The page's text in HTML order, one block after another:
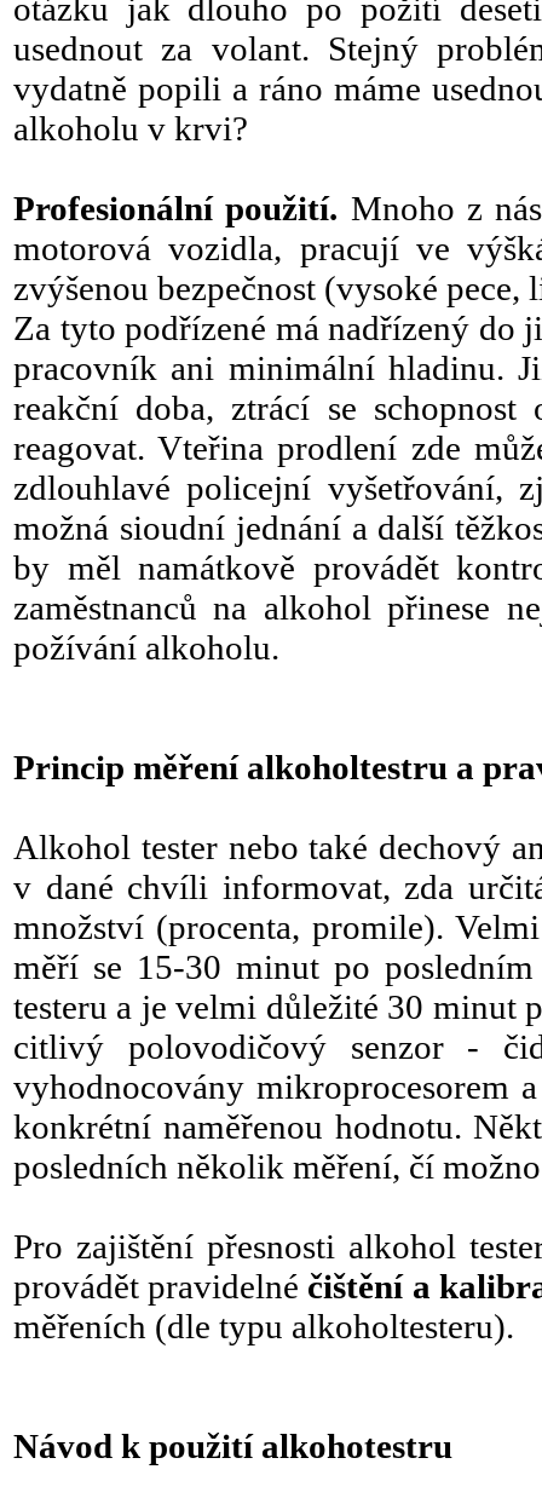
otázku jak dlouho po požití
usednout za volant. Stejný
vydatně popili a ráno máme
alkoholu v krvi?
Profesionální použití. Mnoho z
motorová vozidla, pracují ve
zvýšenou bezpečnost (vysoké
Za tyto podřízené má nadřízený do
pracovník ani minimální hladinu.
reakční doba, ztrácí se
reagovat. Vteřina prodlení zde
zdlouhlavé policejní vyšetřování,
možná sioudní jednání a další
by měl namátkově provádět
zaměstnanců na alkohol přinese
požívání alkoholu.
Princip měření alkoholtestru a
Alkohol tester nebo také dechový
v dané chvíli informovat, zda
množství (procenta, promile).
měří se 15-30 minut po
testeru a je velmi důležité 30 minut
citlivý polovodičový senzor -
vyhodnocovány mikroprocesorem
konkrétní naměřenou hodnotu.
posledních několik měření, čí
Pro zajištění přesnosti alkohol
provádět pravidelné čištění a
měřeních (dle typu alkoholtesteru).
Návod k použití alkohotestru